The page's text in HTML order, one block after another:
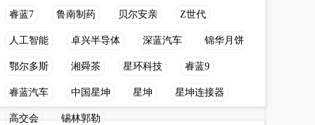
睿蓝7 鲁南制药 贝尔安亲 Z世代
人工智能 卓兴半导体 深蓝汽车 锦华月饼
鄂尔多斯 湘舜茶 星环科技 睿蓝9
睿蓝汽车 中国星坤 星坤 星坤连接器
高交会 锡林郭勒